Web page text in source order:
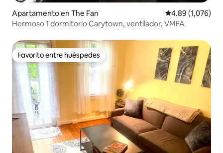
Apartamento en The Fan Calificación
4.89 (1,076)
Hermoso 1 dormitorio Carytown, ventilador, VMFA
Favorito entre huéspedes
Favorito entre huéspedes